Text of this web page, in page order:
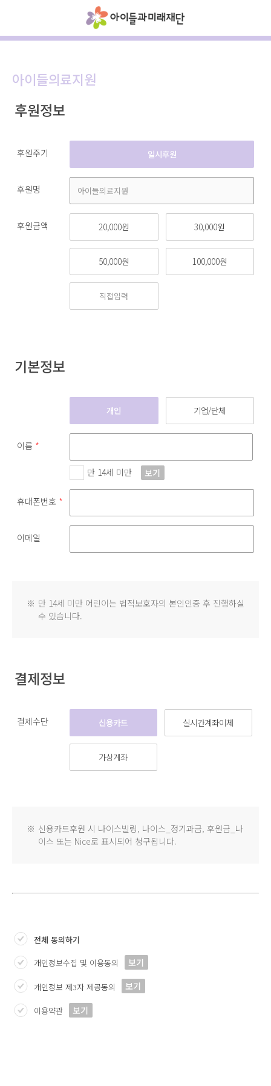
아이들의료지원
후원정보
후원주기 일시후원
후원명
후원금액 20,000원 30,000원
50,000원 100,000원
기본정보
개인 기업/단체
이름 *
만 14세 미만 보기
휴대폰번호 *
이메일
※ 만 14세 미만 어린이는 법적보호자의 본인인증 후 진행하실
수 있습니다.
결제정보
결제수단 신용카드 실시간계좌이체
가상계좌
※ 신용카드후원 시 나이스빌링, 나이스_정기과금, 후원금_나
이스 또는 Nice로 표시되어 청구됩니다.
전체 동의하기
개인정보수집 및 이용동의 보기
개인정보 제3자 제공동의 보기
이용약관 보기